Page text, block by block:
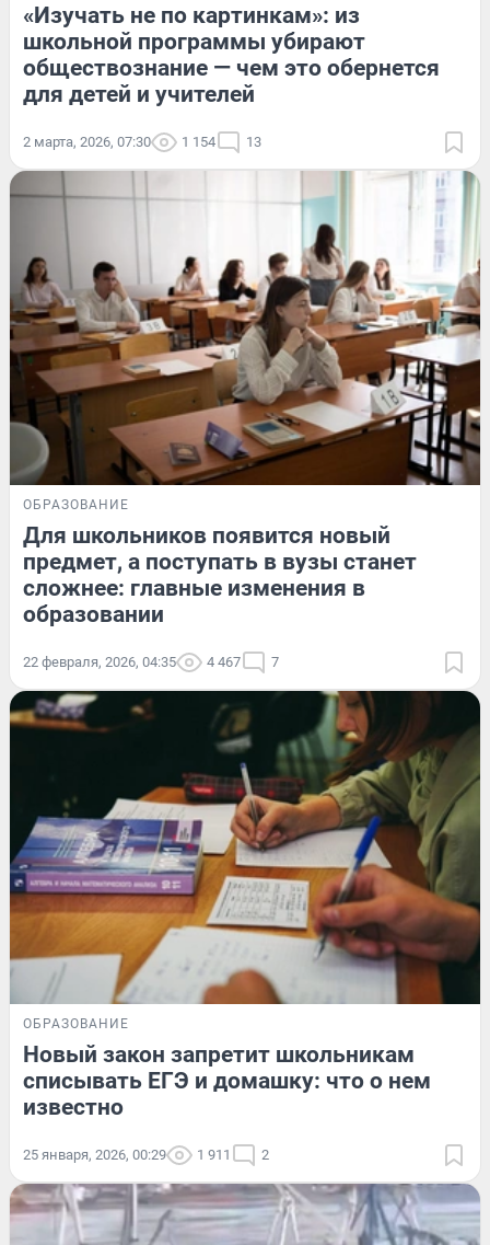
«Изучать не по картинкам»: из
школьной программы убирают
обществознание — чем это обернется
для детей и учителей
2 марта, 2026, 07:30 1 154 13
ОБРАЗОВАНИЕ
Для школьников появится новый
предмет, а поступать в вузы станет
сложнее: главные изменения в
образовании
22 февраля, 2026, 04:35 4 467 7
ОБРАЗОВАНИЕ
Новый закон запретит школьникам
списывать ЕГЭ и домашку: что о нем
известно
25 января, 2026, 00:29 1 911 2